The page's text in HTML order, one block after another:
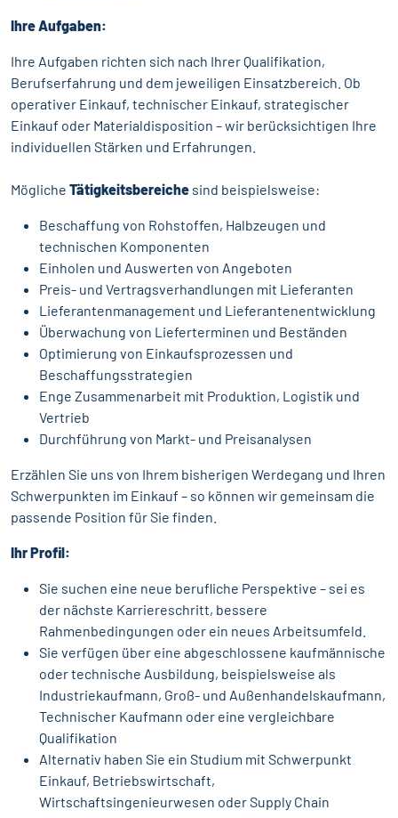
Ihre Aufgaben:
Ihre Aufgaben richten sich nach Ihrer Qualifikation,
Berufserfahrung und dem jeweiligen Einsatzbereich. Ob
operativer Einkauf, technischer Einkauf, strategischer
Einkauf oder Materialdisposition – wir berücksichtigen Ihre
individuellen Stärken und Erfahrungen.
Mögliche Tätigkeitsbereiche sind beispielsweise:
Beschaffung von Rohstoffen, Halbzeugen und
technischen Komponenten
Einholen und Auswerten von Angeboten
Preis- und Vertragsverhandlungen mit Lieferanten
Lieferantenmanagement und Lieferantenentwicklung
Überwachung von Lieferterminen und Beständen
Optimierung von Einkaufsprozessen und
Beschaffungsstrategien
Enge Zusammenarbeit mit Produktion, Logistik und
Vertrieb
Durchführung von Markt- und Preisanalysen
Erzählen Sie uns von Ihrem bisherigen Werdegang und Ihren
Schwerpunkten im Einkauf – so können wir gemeinsam die
passende Position für Sie finden.
Ihr Profil:
Sie suchen eine neue berufliche Perspektive – sei es
der nächste Karriereschritt, bessere
Rahmenbedingungen oder ein neues Arbeitsumfeld.
Sie verfügen über eine abgeschlossene kaufmännische
oder technische Ausbildung, beispielsweise als
Industriekaufmann, Groß- und Außenhandelskaufmann,
Technischer Kaufmann oder eine vergleichbare
Qualifikation
Alternativ haben Sie ein Studium mit Schwerpunkt
Einkauf, Betriebswirtschaft,
Wirtschaftsingenieurwesen oder Supply Chain